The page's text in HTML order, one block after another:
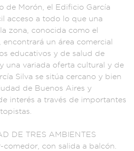
de Morón , el Edificio García
acceso a todo lo que una
la zona, conocida como e
encontrará un área comercial
educativos y de salud de
y una variada oferta cultural
y de
Sil va se sitúa cercano y bien
de Buenos Aires y
interés a través de importantes
istas.
DE TRES AMBIENTES
comedor, con salida a balcón.